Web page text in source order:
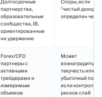
Долгосрочные
партнерства,
образовательные
сообщества, IB,
ориентированные
на удержание
Споры, если
“чистый доход”
определен четко
Forex/CFD
партнеры с
активными
трейдерами и
измеримым
объемом
Может
вознаградить
текучесть или
убыточный поток,
если контроль
рисков слаб